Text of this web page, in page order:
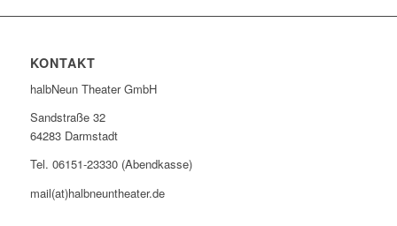
KONTAKT
halbNeun Theater GmbH
Sandstraße 32
64283 Darmstadt
Tel. 06151-23330 (Abendkasse)
mail(at)halbneuntheater.de